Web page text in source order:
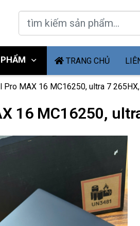
TRANG CHỦ
Pro MAX 16 MC16250, ultra 7
16 MC16250,